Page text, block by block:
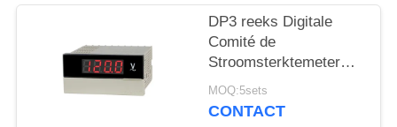
DP3 reeks Digitale
Comité de
Stroomsterktemeter
van het Meter
Multifunctionele
MOQ:5sets
CONTACT